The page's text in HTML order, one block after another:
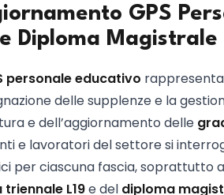
GPS
e Diploma
personale educativo
delle supplenze e la
e dell’aggiornamento delle
e lavoratori del settore si
per ciascuna fascia, soprattutto
triennale L19e del diploma